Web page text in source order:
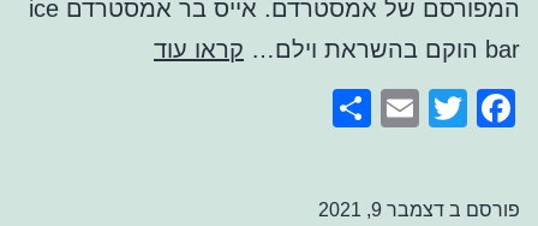
המפורסם של אמסטרדם. אייס בר אמסטרדם ice
bar הוקם בהשראת וילם…
קראו עודאייס
Facebook
Twitter
Email
פורסם ב דצמבר 9, 2021